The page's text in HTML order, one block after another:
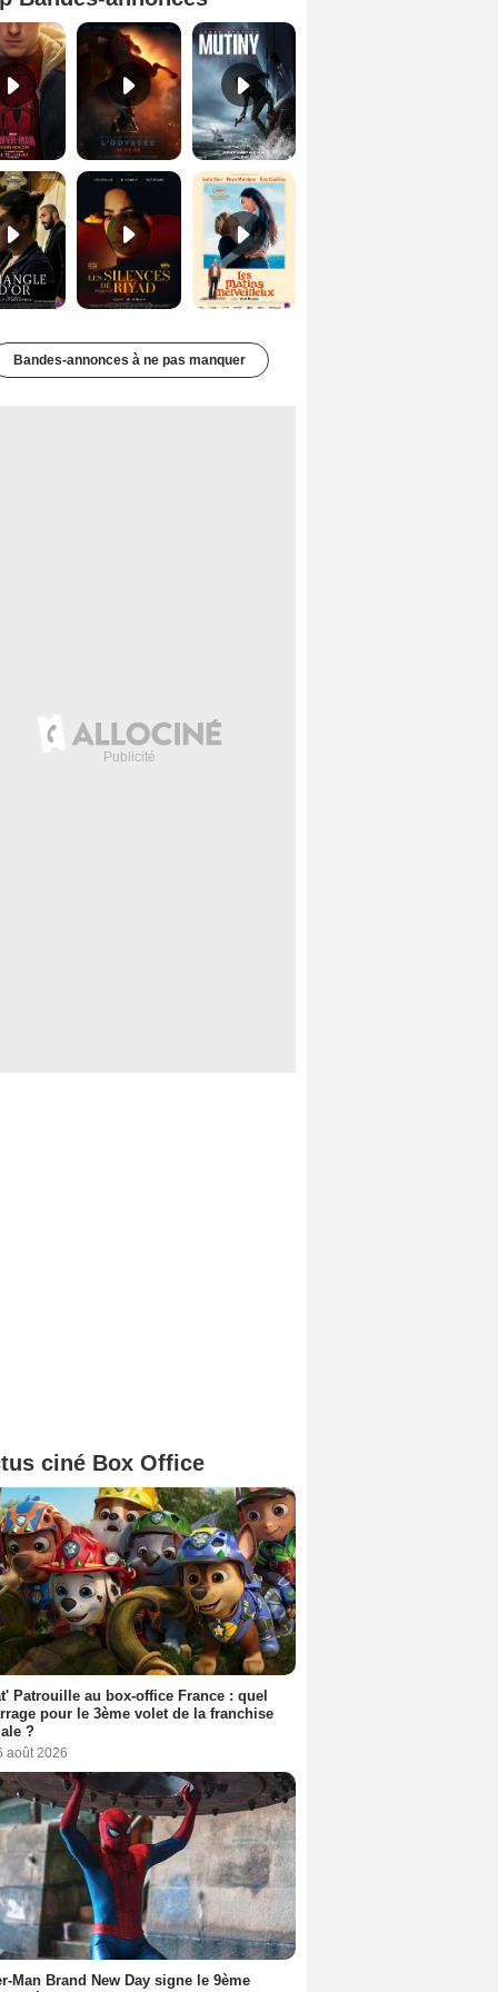
Spider-Man: Brand New Day Bande-annonce VO STFR L'Odyssée Bande-annonce VO STFR
Les Silences de Riyad Bande-annonce VO STFR Les Matins merveilleux Bande-annonce VF
Bandes-annonces à ne pas manquer
ciné Box Office
Patrouille au box-office France : quel
pour le 3ème volet de la franchise
?
août 2026
Man Brand New Day signe le 9ème